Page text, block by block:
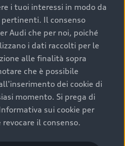
e degli interni: una
cura e attenzione del
motore, trasmissione e
in ottimo stato garantiscono
sicure.
in una Concessionaria ufficiale
tramite Audi Prima
ad un prodotto che viene
approfonditi e coperto da
una maggiore tutela del tuo
i tuoi interessi in modo da
Il consenso
Audi che per noi, poiché
i dati raccolti per le
alle finalità sopra
che è possibile
dei cookie di
momento. Si prega di
sui cookie per
il consenso.